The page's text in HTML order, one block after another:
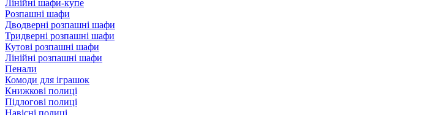
Лінійні шафи-купе
Розпашні шафи
Дводверні розпашні шафи
Тридверні розпашні шафи
Кутові розпашні шафи
Лінійні розпашні шафи
Пенали
Комоди для іграшок
Книжкові полиці
Підлогові полиці
Навісні полиці